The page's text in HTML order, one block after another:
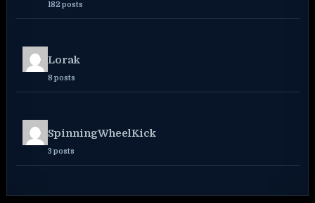
182 posts
Lorak
8 posts
SpinningWheelKick
3 posts